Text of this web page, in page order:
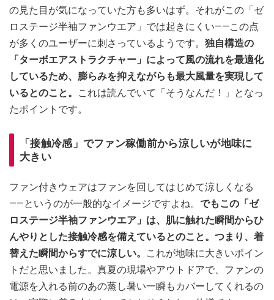
の見た目が気になっていた方も多いはず。それがこの「ゼ
ロステージ半袖ファンウエア」では起きにくい——この点
が多くのユーザーに刺さっているようです。 独自構造の
「ターボエアストラクチャー」によって風の流れを最適化
しているため、膨らみを抑えながらも最大風量を実現して
いるとのこと。
これは読んでいて「そうなんだ！」となっ
たポイントです。
「接触冷感」でファン稼働前から涼しいが地味に
大きい
ファン付きウェアはファンを回してはじめて涼しくなる
——というのが一般的なイメージですよね。 でもこの「ゼ
ロステージ半袖ファンウエア」は、肌に触れた瞬間からひ
んやりとした接触冷感を備えているとのこと。つまり、着
替えた瞬間からすでに涼しい。
これが地味に大きいポイン
トだと思いました。真夏の現場やアウトドアで、ファンの
電源を入れる前のあの蒸し暑い一瞬もカバーしてくれるの